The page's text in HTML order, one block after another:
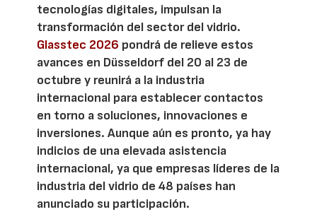
tecnologías digitales, impulsan la
transformación del sector del vidrio.
Glasstec 2026 pondrá de relieve estos
avances en Düsseldorf del 20 al 23 de
octubre y reunirá a la industria
internacional para establecer contactos
en torno a soluciones, innovaciones e
inversiones. Aunque aún es pronto, ya hay
indicios de una elevada asistencia
internacional, ya que empresas líderes de la
industria del vidrio de 48 países han
anunciado su participación.